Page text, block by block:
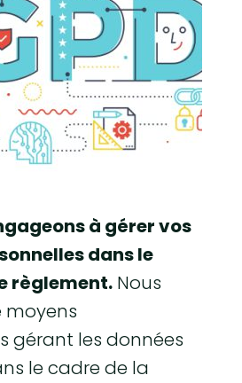
à gérer vos
dans le
règlement.Nous
moyens
gérant les données
le cadre de la